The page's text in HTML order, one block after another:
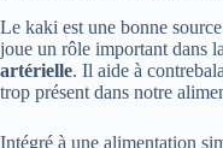
Le kaki est une bonne
joue un rôle important dans
artérielle. Il aide à
trop présent dans notre
Intégré à une alimentation